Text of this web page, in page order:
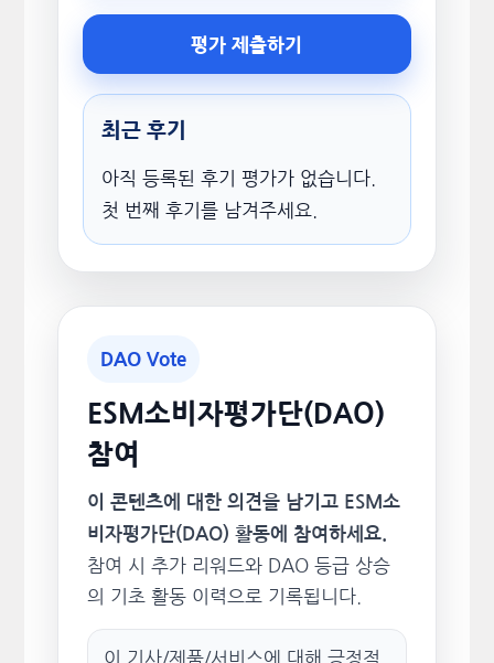
평가 제출하기
최근 후기
아직 등록된 후기 평가가 없습니다.
첫 번째 후기를 남겨주세요.
DAO Vote
ESM소비자평가단(DAO)
참여
이 콘텐츠에 대한 의견을 남기고 ESM소
비자평가단(DAO) 활동에 참여하세요.
참여 시 추가 리워드와 DAO 등급 상승
의 기초 활동 이력으로 기록됩니다.
이 기사/제품/서비스에 대해 긍정적